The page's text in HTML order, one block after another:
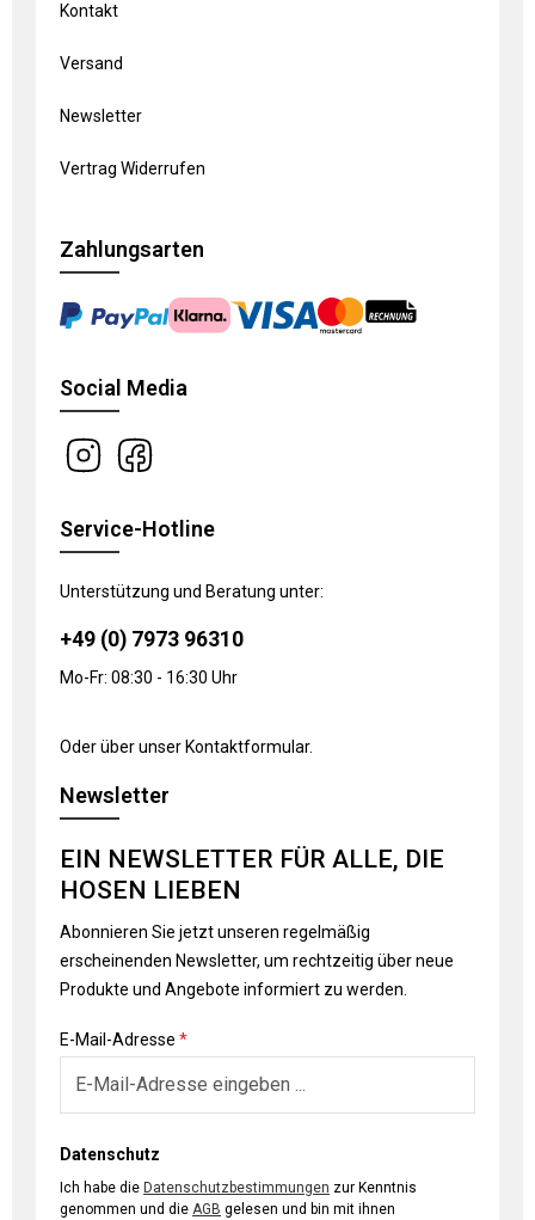
Kontakt
Versand
Newsletter
Vertrag Widerrufen
Zahlungsarten
Social Media
Service-Hotline
Unterstützung und Beratung unter:
+49 (0) 7973 96310
Mo-Fr: 08:30 - 16:30 Uhr
Oder über unser Kontaktformular.
Newsletter
EIN NEWSLETTER FÜR ALLE, DIE
HOSEN LIEBEN
Abonnieren Sie jetzt unseren regelmäßig
erscheinenden Newsletter, um rechtzeitig über neue
Produkte und Angebote informiert zu werden.
E-Mail-Adresse *
Datenschutz
Ich habe die Datenschutzbestimmungen
genommen und die AGB